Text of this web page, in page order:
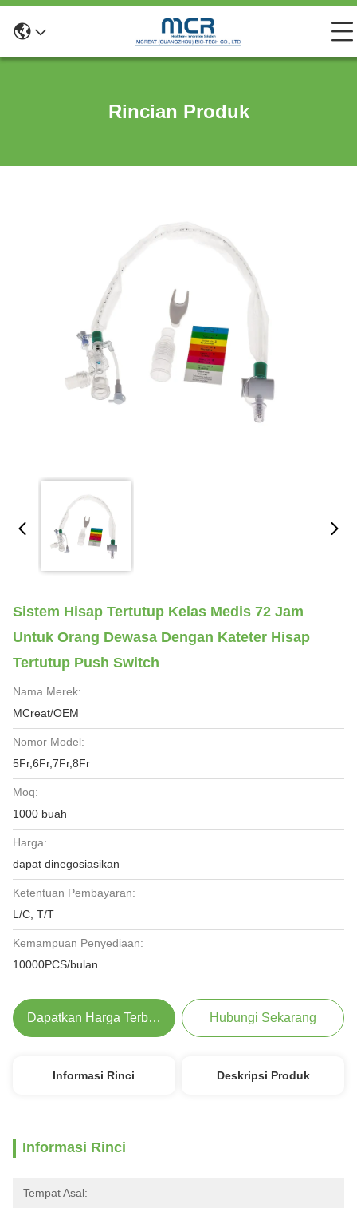
Rincian Produk
Sistem Hisap Tertutup Kelas Medis 72 Jam
Untuk Orang Dewasa Dengan Kateter Hisap
Tertutup Push Switch
Nama Merek:
MCreat/OEM
Nomor Model:
5Fr,6Fr,7Fr,8Fr
Moq:
1000 buah
Harga:
dapat dinegosiasikan
Ketentuan Pembayaran:
L/C, T/T
Kemampuan Penyediaan:
10000PCS/bulan
Dapatkan Harga Terbaik Hubungi Sekarang
Informasi Rinci Deskripsi Produk
Informasi Rinci
Tempat Asal: